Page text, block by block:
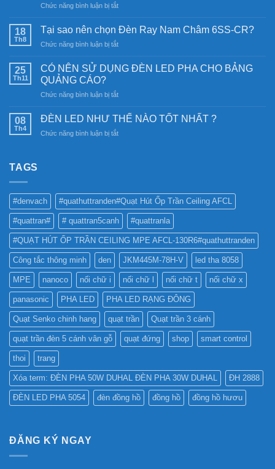
Chức năng bình luận bị tắtở
năng
mặt
Khám
nghệ
sáng
18
Th8
Tại sao nên chọn Đèn Ray Nam Châm 6SS-CR?
Chức năng bình luận bị tắtở
sao
Đèn
Nam
6SS-
25
Th11
CÓ NÊN SỬ DỤNG ĐÈN LED PHA CHO BẢNG
QUẢNG CÁO?
Chức năng bình luận bị tắtở
NÊN
DỤNG
QUẢNG
CÁO?
08
Th4
ĐÈN LED NHƯ THẾ NÀO TỐT NHẤT ?
Chức năng bình luận bị tắtở
TỐT
NHẤT
?
TAGS
#denvach #quathuttranden#Quạt Hút Ốp Trần Ceiling AFCL
#quattran# # quattran5canh #quattranla
#QUẠT HÚT ỐP TRẦN CEILING MPE AFCL-130R6#quathuttranden
Công tắc thông minh den JKM445M-78H-V led tha 8058
MPE nanoco nối chữ i nối chữ l nối chữ t nối chữ x
panasonic PHA LED PHA LED RẠNG ĐÔNG
Quạt Senko chinh hang quạt trần Quạt trần 3 cánh
quạt trần đèn 5 cánh vân gỗ quạt đứng shop smart control
thoi trang
Xóa term: ĐÈN PHA 50W DUHAL ĐÈN PHA 30W DUHAL ĐH 2888
ĐÈN LED PHA 5054 đèn đồng hồ đồng hồ đồng hồ hươu
ĐĂNG KÝ NGAY